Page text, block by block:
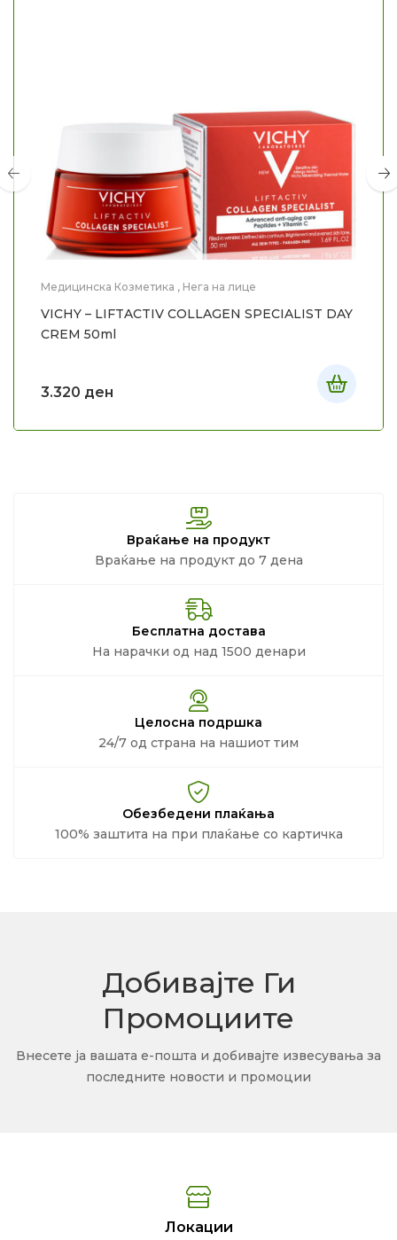
Медицинска Козметика , Нега на лице
VICHY – LIFTACTIV COLLAGEN SPECIALIST DAY
CREM 50ml
3.320 ден
Враќање на продукт
Враќање на продукт до 7 дена
Бесплатна достава
На нарачки од над 1500 денари
Целосна подршка
24/7 од страна на нашиот тим
Обезбедени плаќања
100% заштита на при плаќање со картичка
Добивајте Ги
Промоциите
Внесете ја вашата е-пошта и добивајте извесувања за
последните новости и промоции
Локации